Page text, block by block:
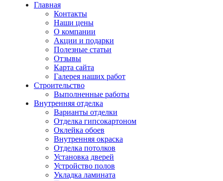
Главная
Контакты
Наши цены
О компании
Акции и подарки
Полезные статьи
Отзывы
Карта сайта
Галерея наших работ
Строительство
Выполненные работы
Внутренняя отделка
Варианты отделки
Отделка гипсокартоном
Оклейка обоев
Внутренняя окраска
Отделка потолков
Установка дверей
Устройство полов
Укладка ламината